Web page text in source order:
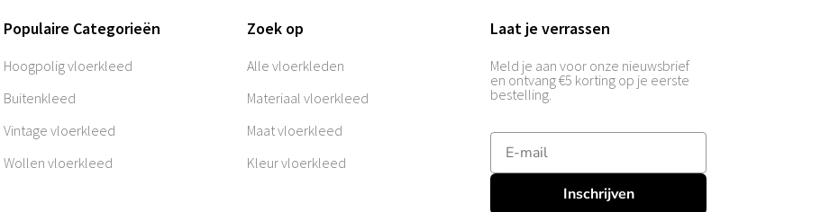
Populaire Categorieën
Hoogpolig vloerkleed
Buitenkleed
Vintage vloerkleed
Wollen vloerkleed
Zoek op
Alle vloerkleden
Materiaal vloerkleed
Maat vloerkleed
Kleur vloerkleed
Laat je verrassen
Meld je aan voor onze nieuwsbrief
en ontvang €5 korting op je eerste
bestelling.
E-mailadres
Inschrijven